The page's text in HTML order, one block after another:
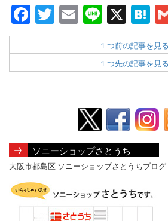
Facebook
Twitter
Email
Line
X
１つ前の記事を見る
１つ先の記事を見る
ソニーショップさとうち
大阪市都島区 ソニーショップさとうちブログ